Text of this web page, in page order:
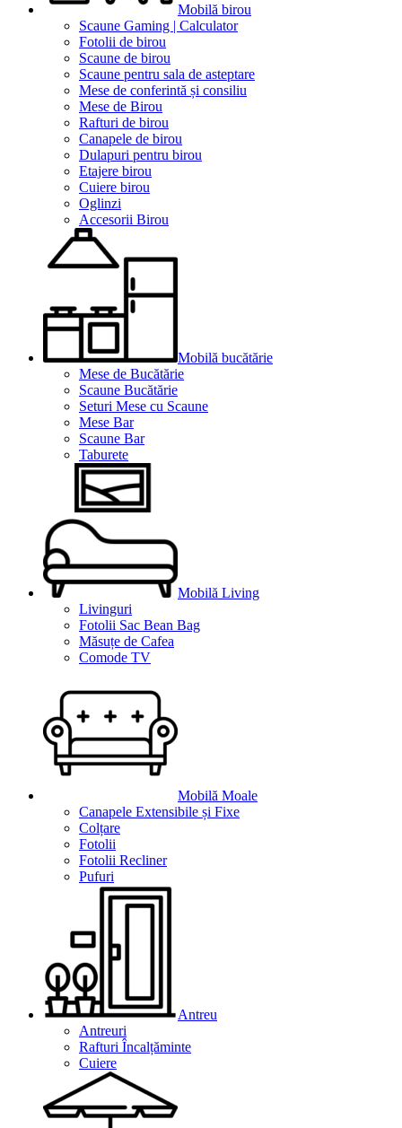
Mobilă birou
Scaune Gaming | Calculator
Fotolii de birou
Scaune de birou
Scaune pentru sala de asteptare
Mese de conferintă și consiliu
Mese de Birou
Rafturi de birou
Canapele de birou
Dulapuri pentru birou
Etajere birou
Cuiere birou
Oglinzi
Accesorii Birou
Mobilă bucătărie
Mese de Bucătărie
Scaune Bucătărie
Seturi Mese cu Scaune
Mese Bar
Scaune Bar
Taburete
Mobilă Living
Livinguri
Fotolii Sac Bean Bag
Măsuțe de Cafea
Comode TV
Mobilă Moale
Canapele Extensibile și Fixe
Colțare
Fotolii
Fotolii Recliner
Pufuri
Antreu
Antreuri
Rafturi Încalțăminte
Cuiere